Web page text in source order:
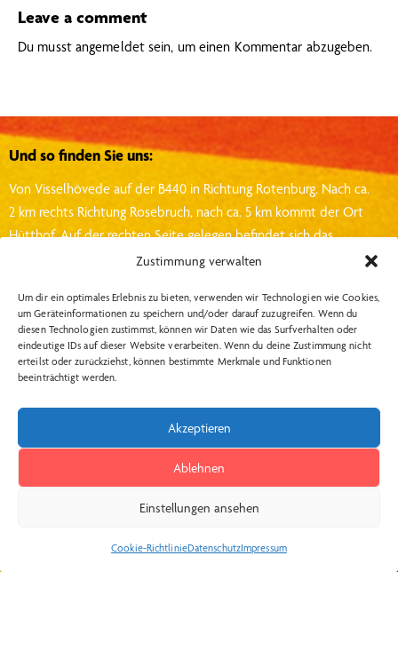
Zustimmung verwalten
Um dir ein optimales Erlebnis zu bieten, verwenden wir Technologien wie Cookies,
um Geräteinformationen zu speichern und/oder darauf zuzugreifen. Wenn du
diesen Technologien zustimmst, können wir Daten wie das Surfverhalten oder
eindeutige IDs auf dieser Website verarbeiten. Wenn du deine Zustimmung nicht
erteilst oder zurückziehst, können bestimmte Merkmale und Funktionen
beeinträchtigt werden.
Akzeptieren
Ablehnen
Einstellungen ansehen
Cookie-RichtlinieDatenschutzImpressum
Leave a comment
Du musst angemeldetsein, um einen Kommentar abzugeben.
Und so finden Sie uns:
Von Visselhövede auf der B440 in Richtung Rotenburg. Nach ca.
2 km rechts Richtung Rosebruch, nach ca. 5 km kommt der Ort
Hütthof.Auf der rechten Seite gelegen befindet sich das
Theater in der 2. Halle des Gutshofes.
Kontakt:
Theater Metronom
Hütthof 1, 27374, Visselhövede
info@theater-metronom.de
Tel.: 04262 – 1351